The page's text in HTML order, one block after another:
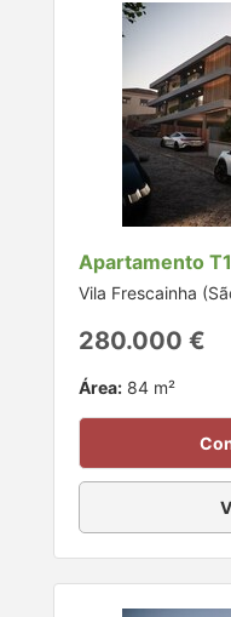
Apartamento
Vila Frescainha
280.000 €
Área: 84 m²